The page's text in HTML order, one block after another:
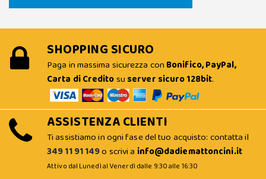
SHOPPING SICURO
Paga in massima sicurezza con Bonifico, PayPal,
Carta di Creditosu server sicuro 128bit.
ASSISTENZA CLIENTI
Ti assistiamo in ogni fase del tuo acquisto: contatta il
349 11 91 149o scrivi a info@dadiemattoncini.it
Attivo dal Lunedì al Venerdì dalle 9:30 alle 16:30